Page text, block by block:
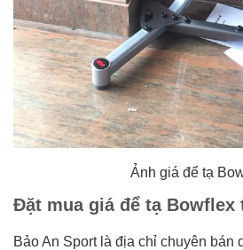
Ảnh giá để tạ
Đặt mua giá để tạ Bowflex
Bảo An Sport là địa chỉ chuyên bán